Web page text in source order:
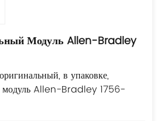
Модуль Allen-Bradley
в упаковке,
модуль Allen-Bradley 1756-